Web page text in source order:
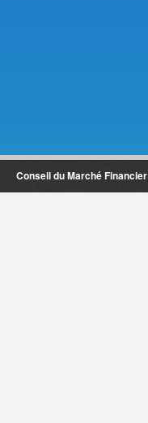
Conseil du Marché Financier